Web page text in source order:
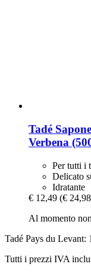
Tadé
Verbena
Per tutti i
Delicato
Idratante
€ 12,49 (€
Al momento
Tadé Pays du Levant:
Tutti i prezzi IVA